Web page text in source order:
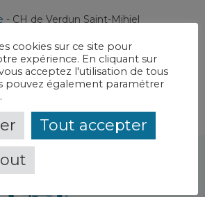
- CH de Verdun Saint-Mihiel
CH de Verdun Saint-Mihiel
cookies sur ce site pour
expérience. En cliquant sur
acceptez l'utilisation de tous
pouvez également paramétrer
Tout accepter